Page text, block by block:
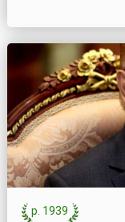
р. 1939